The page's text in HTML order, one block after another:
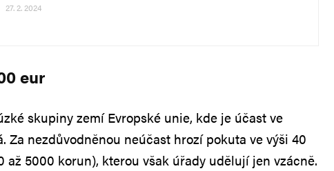
27. 2. 2024
eur
skupiny zemí Evropské unie, kde je účast ve
Za nezdůvodněnou neúčast hrozí pokuta ve výši 40
až 5000 korun), kterou však úřady udělují jen vzácně.